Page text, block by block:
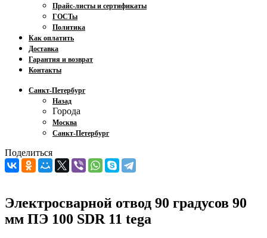
Прайс-листы и сертификаты
ГОСТы
Политика
Как оплатить
Доставка
Гарантия и возврат
Контакты
Санкт-Петербург
Назад
Города
Москва
Санкт-Петербург
Поделиться
Электросварной отвод 90 градусов 90
мм ПЭ 100 SDR 11 tega